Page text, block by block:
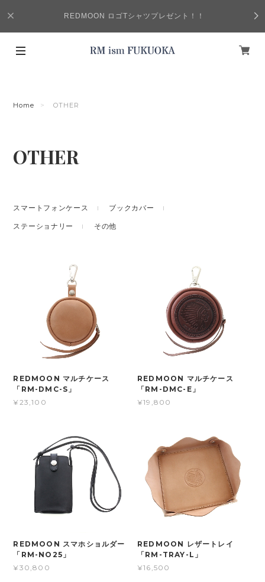
REDMOON ロゴTシャツプレゼント！！
Home OTHER
OTHER
スマートフォンケース ブックカバー
ステーショナリー その他
REDMOON マルチケース
「RM-DMC-S」
¥23,100
REDMOON マルチケース
「RM-DMC-E」
¥19,800
REDMOON スマホショルダー
「RM-NO25」
¥30,800
REDMOON レザートレイ
「RM-TRAY-L」
¥16,500